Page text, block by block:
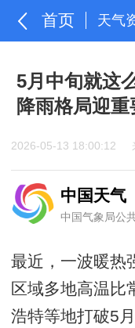
首页 天气
5月中旬就这
降雨格局迎重
2026-05-13 18:00:12
中国天气
中国气象局公
最近，一波暖热
区域多地高温比
浩特等地打破5